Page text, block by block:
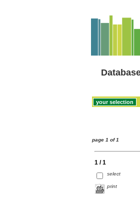
page 1 of 1
1 / 1
select
print